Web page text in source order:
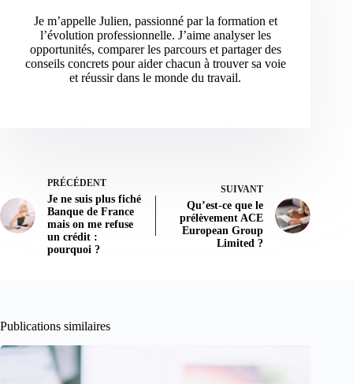
Je m’appelle Julien, passionné par la formation et
l’évolution professionnelle. J’aime analyser les
opportunités, comparer les parcours et partager des
conseils concrets pour aider chacun à trouver sa voie
et réussir dans le monde du travail.
PRÉCÉDENT
Je ne suis plus fiché
Banque de France
mais on me refuse
un crédit :
pourquoi ?
SUIVANT
Qu’est-ce que le
prélèvement ACE
European Group
Limited ?
Publications similaires